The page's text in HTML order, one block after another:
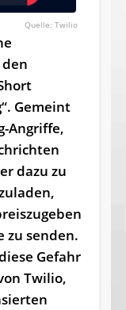
Twilio
Gemeint
Angriffe,
dazu zu
zu senden.
Gefahr
Twilio,